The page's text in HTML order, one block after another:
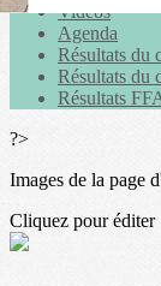
Vidéos
Agenda
Résultats du
Résultats du
Résultats
?>
Images de la page
Cliquez pour éditer